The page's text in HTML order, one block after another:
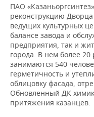
ПАО
реконструкцию
ведущих культурных
балансе завода и
предприятия, так и
города. В нем более
занимаются 540
герметичность и
облицовку фасада,
Обновленный ДК
притяжения казанцев.